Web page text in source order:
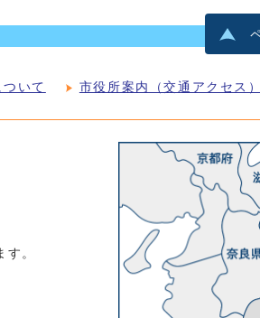
いて 市役所案内（交通アクセス）
。